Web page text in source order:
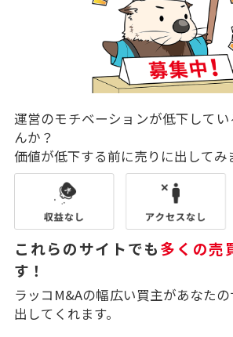
運営のモチベーションが低下して
んか？
価値が低下する前に売りに出してみ
これらのサイトでも多くの売
す！
ラッコM&Aの幅広い買主があなた
出してくれます。